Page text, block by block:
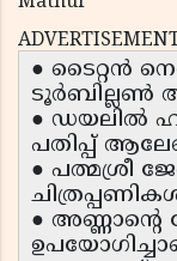
● ടൈറ്റൻ
ടൂർബില്ലൺ
● ഡയലിൽ
പതിപ്പ്
● പത്മശ്രീ
●